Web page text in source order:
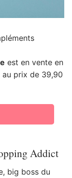
est en vente en
au prix de 39,90
Addict
big boss du